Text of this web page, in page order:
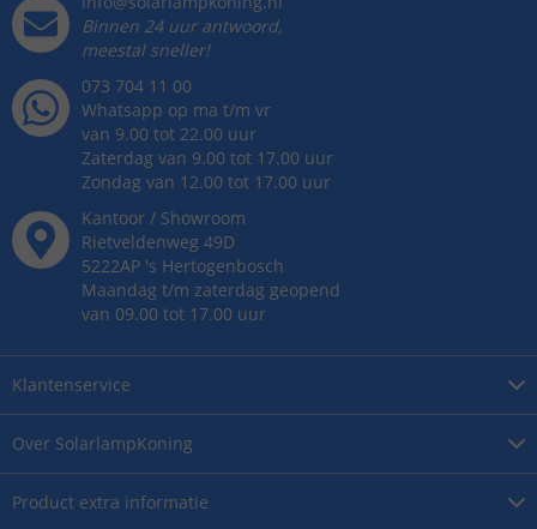
Over SolarlampKoning
Product extra informatie
Klantenservice
Binnen 24 uur antwoord,
meestal sneller!
073 704 11 00
Whatsapp op ma t/m vr
van 9.00 tot 22.00 uur
Zaterdag van 9.00 tot 17.00 uur
Zondag van 12.00 tot 17.00 uur
Kantoor / Showroom
Rietveldenweg 49D
5222AP 's Hertogenbosch
Maandag t/m zaterdag geopend
van 09.00 tot 17.00 uur